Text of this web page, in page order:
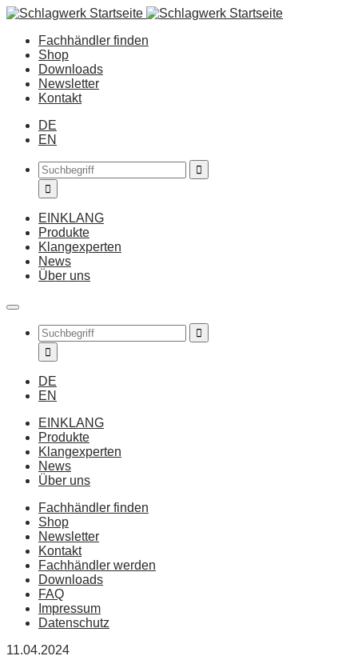
Fachhändler finden
Shop
Downloads
Newsletter
Kontakt
DE
EN
EINKLANG
Produkte
Klangexperten
News
Über uns
DE
EN
EINKLANG
Produkte
Klangexperten
News
Über uns
Fachhändler finden
Shop
Newsletter
Kontakt
Fachhändler werden
Downloads
FAQ
Impressum
Datenschutz
11.04.2024